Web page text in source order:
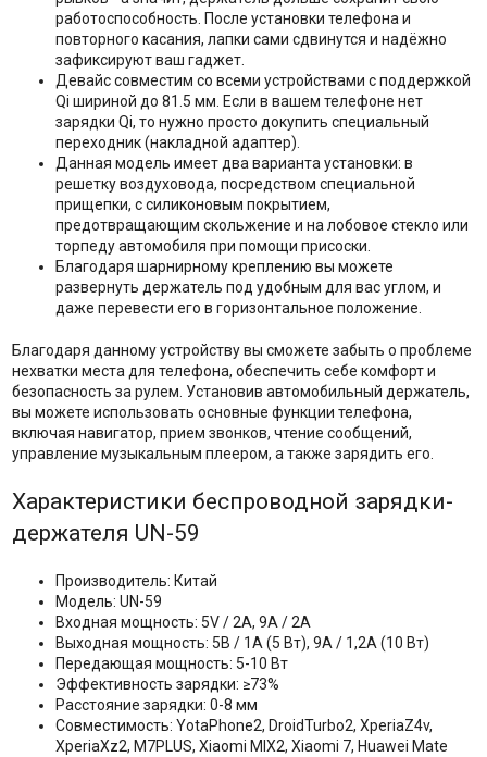
работоспособность. После установки телефона и
повторного касания, лапки сами сдвинутся и надёжно
зафиксируют ваш гаджет.
Девайс совместим со всеми устройствами с поддержкой
Qi шириной до 81.5 мм. Если в вашем телефоне нет
зарядки Qi, то нужно просто докупить специальный
переходник (накладной адаптер).
Данная модель имеет два варианта установки: в
решетку воздуховода, посредством специальной
прищепки, с силиконовым покрытием,
предотвращающим скольжение и на лобовое стекло или
торпеду автомобиля при помощи присоски.
Благодаря шарнирному креплению вы можете
развернуть держатель под удобным для вас углом, и
даже перевести его в горизонтальное положение.
Благодаря данному устройству вы сможете забыть о проблеме
нехватки места для телефона, обеспечить себе комфорт и
безопасность за рулем. Установив автомобильный держатель,
вы можете использовать основные функции телефона,
включая навигатор, прием звонков, чтение сообщений,
управление музыкальным плеером, а также зарядить его.
Характеристики беспроводной зарядки-
держателя UN-59
Производитель: Китай
Модель: UN-59
Входная мощность: 5V / 2A, 9A / 2A
Выходная мощность: 5В / 1А (5 Вт), 9А / 1,2А (10 Вт)
Передающая мощность: 5-10 Вт
Эффективность зарядки: ≥73%
Расстояние зарядки: 0-8 мм
Совместимость: YotaPhone2, DroidTurbo2, XperiaZ4v,
XperiaXz2, M7PLUS, Xiaomi MIX2, Xiaomi 7, Huawei Mate